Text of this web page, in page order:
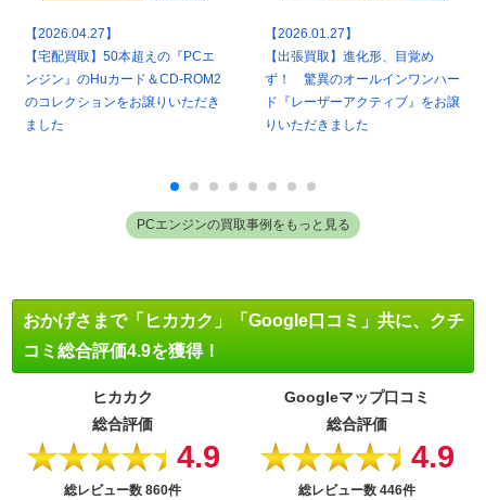
【2026.04.27】
【宅配買取】50本超えの『PCエ
ンジン』のHuカード＆CD-ROM2
のコレクションをお譲りいただき
ました
【2026.01.27】
【出張買取】進化形、目覚め
ず！ 驚異のオールインワンハー
ド『レーザーアクティブ』をお譲
りいただきました
PCエンジンの買取事例をもっと見る
おかげさまで「ヒカカク」「Google口コミ」共に、クチ
コミ総合評価4.9を獲得！
ヒカカク
総合評価
★★★★★4.9
総レビュー数860件
Googleマップ口コミ
総合評価
★★★★★4.9
総レビュー数 446件